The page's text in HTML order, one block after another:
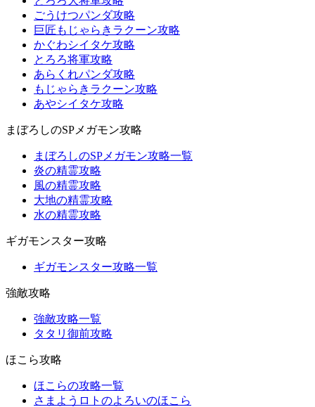
ごうけつパンダ攻略
巨匠もじゃらきラクーン攻略
かぐわシイタケ攻略
とろろ将軍攻略
あらくれパンダ攻略
もじゃらきラクーン攻略
あやシイタケ攻略
まぼろしのSPメガモン攻略
まぼろしのSPメガモン攻略一覧
炎の精霊攻略
風の精霊攻略
大地の精霊攻略
水の精霊攻略
ギガモンスター攻略
ギガモンスター攻略一覧
強敵攻略
強敵攻略一覧
タタリ御前攻略
ほこら攻略
ほこらの攻略一覧
さまようロトのよろいのほこら